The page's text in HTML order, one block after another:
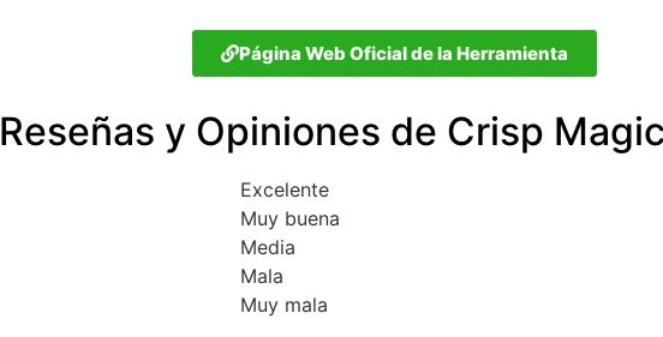
Página Web Oficial de la Herramienta
Reseñas y Opiniones de Crisp
Excelente
Muy buena
Media
Mala
Muy mala